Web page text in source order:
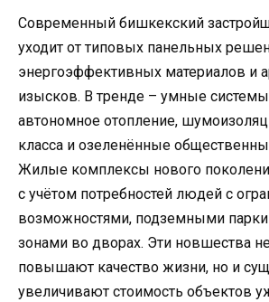
Современный бишкекский
уходит от типовых панельных
энергоэффективных материалов и
изысков. В тренде – умные системы
автономное отопление,
класса и озеленённые
Жилые комплексы нового
с учётом потребностей людей с
возможностями, подземными
зонами во дворах. Эти новшества
повышают качество жизни, но и
увеличивают стоимость объектов